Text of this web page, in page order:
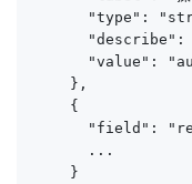
"type":
"describe":
"value":
    },
    {
"field":
      ...
    }